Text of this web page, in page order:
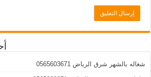
شغاله بالشهر شرق الرياض 0565603671